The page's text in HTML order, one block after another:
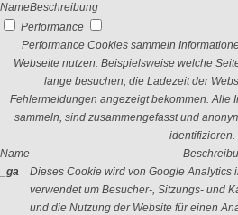
NameBeschreibung
Performance
Performance Cookies sammeln
Webseite nutzen. Beispielsweise welche
lange besuchen, die Ladezeit der
Fehlermeldungen angezeigt bekommen. Alle
sammeln, sind zusammengefasst und
identifizieren.
Name
_ga
Dieses Cookie wird von Google Analytics
verwendet um Besucher-, Sitzungs- und
und die Nutzung der Website für einen